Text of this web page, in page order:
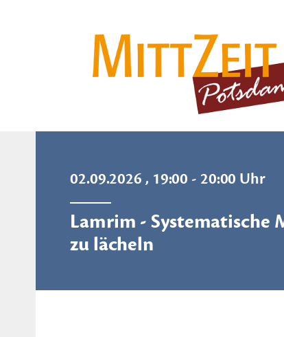
02.09.2026 , 19:00 - 20:00 Uhr
Lamrim - Systematische
zu lächeln